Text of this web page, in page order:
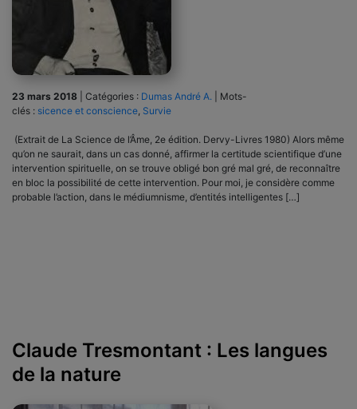
23 mars 2018 Catégories : Dumas André A.
Mots-
clés : sicence et conscience Survie
(Extrait de La Science de l’Âme, 2e édition. Dervy-Livres 1980) Alors même
qu’on ne saurait, dans un cas donné, affirmer la certitude scientifique d’une
intervention spirituelle, on se trouve obligé bon gré mal gré, de reconnaître
en bloc la possibilité de cette intervention. Pour moi, je considère comme
probable l’action, dans le médiumnisme, d’entités intelligentes […]
Claude Tresmontant : Les langues
de la nature